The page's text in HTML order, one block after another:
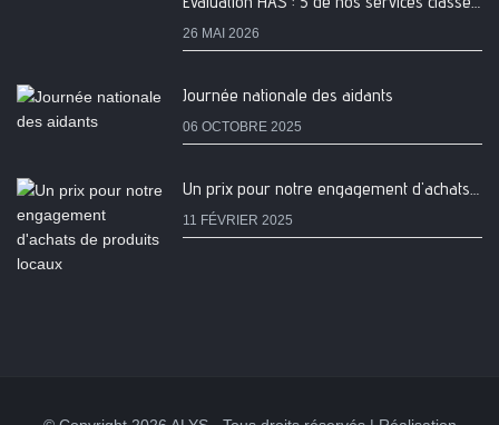
26 MAI 2026
Journée nationale des aidants
06 OCTOBRE 2025
Un prix pour notre engagement d'achats de produits locaux
11 FÉVRIER 2025